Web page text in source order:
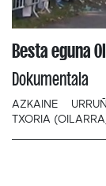
Besta eguna
Dokumentala
AZKAINE
TXORIA